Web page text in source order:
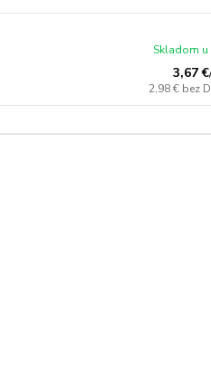
3,67 €
2,98 € bez
Skladom u